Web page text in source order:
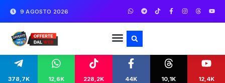
9 AGOSTO 2026
378,7K 12,6K 228,2K 44K 10,1K 12,4K